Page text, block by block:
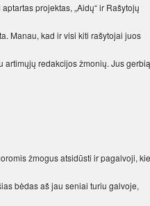
projektas, „Aidų“ ir Rašytojų
Manau, kad ir visi kiti rašytojai juos
artimųjų redakcijos žmonių. Jus
žmogus atsidūsti ir pagalvoji,
bėdas aš jau seniai turiu galvoje,